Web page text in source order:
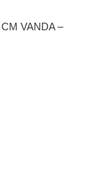
VANDA –